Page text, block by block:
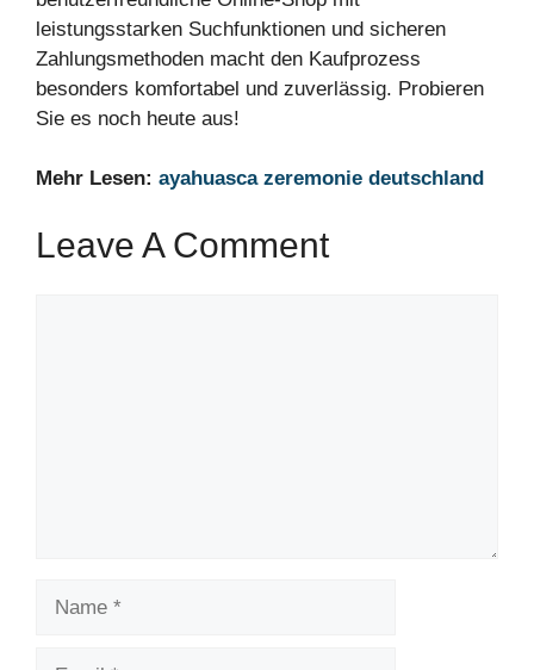
leistungsstarken Suchfunktionen und sicheren
Zahlungsmethoden macht den Kaufprozess
besonders komfortabel und zuverlässig. Probieren
Sie es noch heute aus!
Mehr Lesen: ayahuasca zeremonie deutschland
Leave A Comment